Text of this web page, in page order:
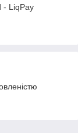
- LiqPay